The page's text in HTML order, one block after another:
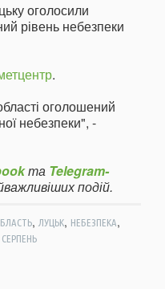
оголосили
рівень небезпеки
.
оголошений
небезпеки", -
та Telegram-
подій.
, ЛУЦЬК, НЕБЕЗПЕКА,
СЕРПЕНЬ